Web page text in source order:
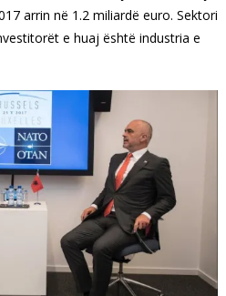
arrin në 1.2 miliardë euro. Sektori
e huaj është industria e